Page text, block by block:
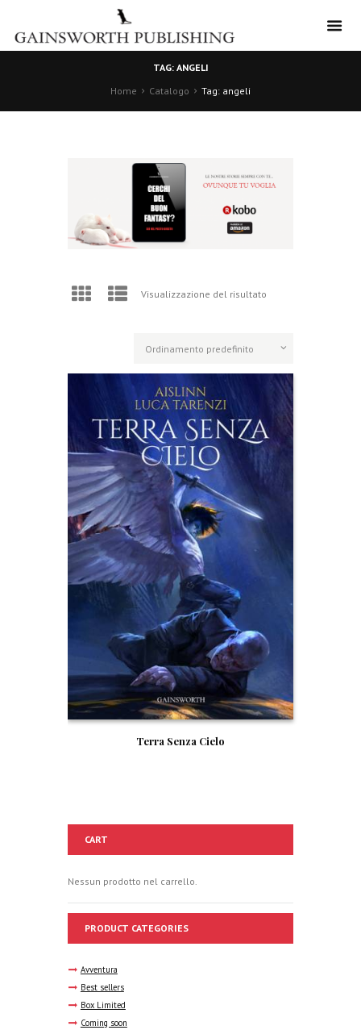
TAG: ANGELI
Home
Catalogo Tag: angeli
Visualizzazione del risultato
Terra Senza Cielo
CART
Nessun prodotto nel carrello.
PRODUCT CATEGORIES
Avventura
Best sellers
Box Limited
Coming soon